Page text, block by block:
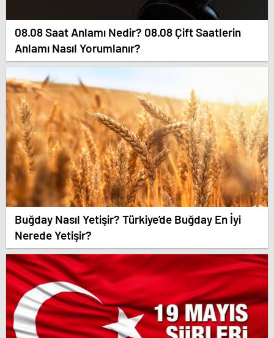
08.08 Saat Anlamı Nedir? 08.08 Çift Saatlerin
Anlamı Nasıl Yorumlanır?
Buğday Nasıl Yetişir? Türkiye’de Buğday En İyi
Nerede Yetişir?